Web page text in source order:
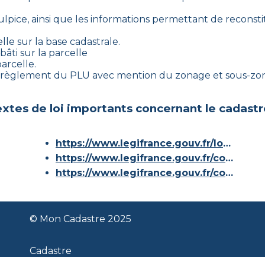
, ainsi que les informations permettant de
sur la base cadastrale.
sur la parcelle
du PLU avec mention du zonage et sous-
de loi importants concernant le
https://www.legifrance.gouv.fr/loda/id/JORFTEXT000000686267/
https://www.legifrance.gouv.fr/codes/article_lc/LEGIARTI000036588629/
https://www.legifrance.gouv.fr/codes/id/LEGISCTA000006180153/
© Mon Cadastre 2025
Cadastre